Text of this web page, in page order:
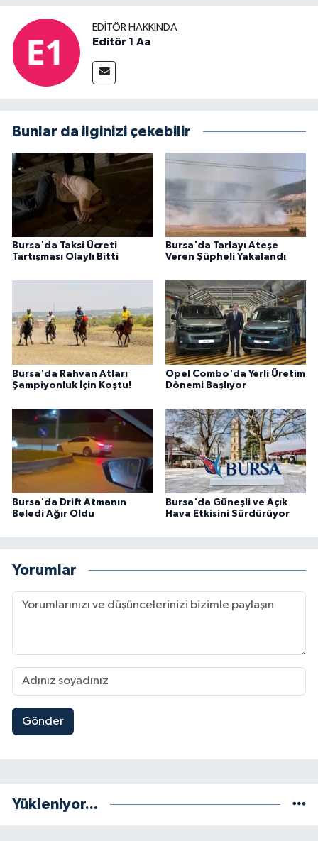
EDITÖR HAKKINDA
Editör 1 Aa
Bunlar da ilginizi çekebilir
Bursa'da Taksi Ücreti
Tartışması Olaylı Bitti
Bursa'da Tarlayı Ateşe
Veren Şüpheli Yakalandı
Bursa'da Rahvan Atları
Şampiyonluk İçin Koştu!
Opel Combo'da Yerli Üretim
Dönemi Başlıyor
Bursa'da Drift Atmanın
Beledi Ağır Oldu
Bursa'da Güneşli ve Açık
Hava Etkisini Sürdürüyor
Yorumlar
Gönder
Yükleniyor...